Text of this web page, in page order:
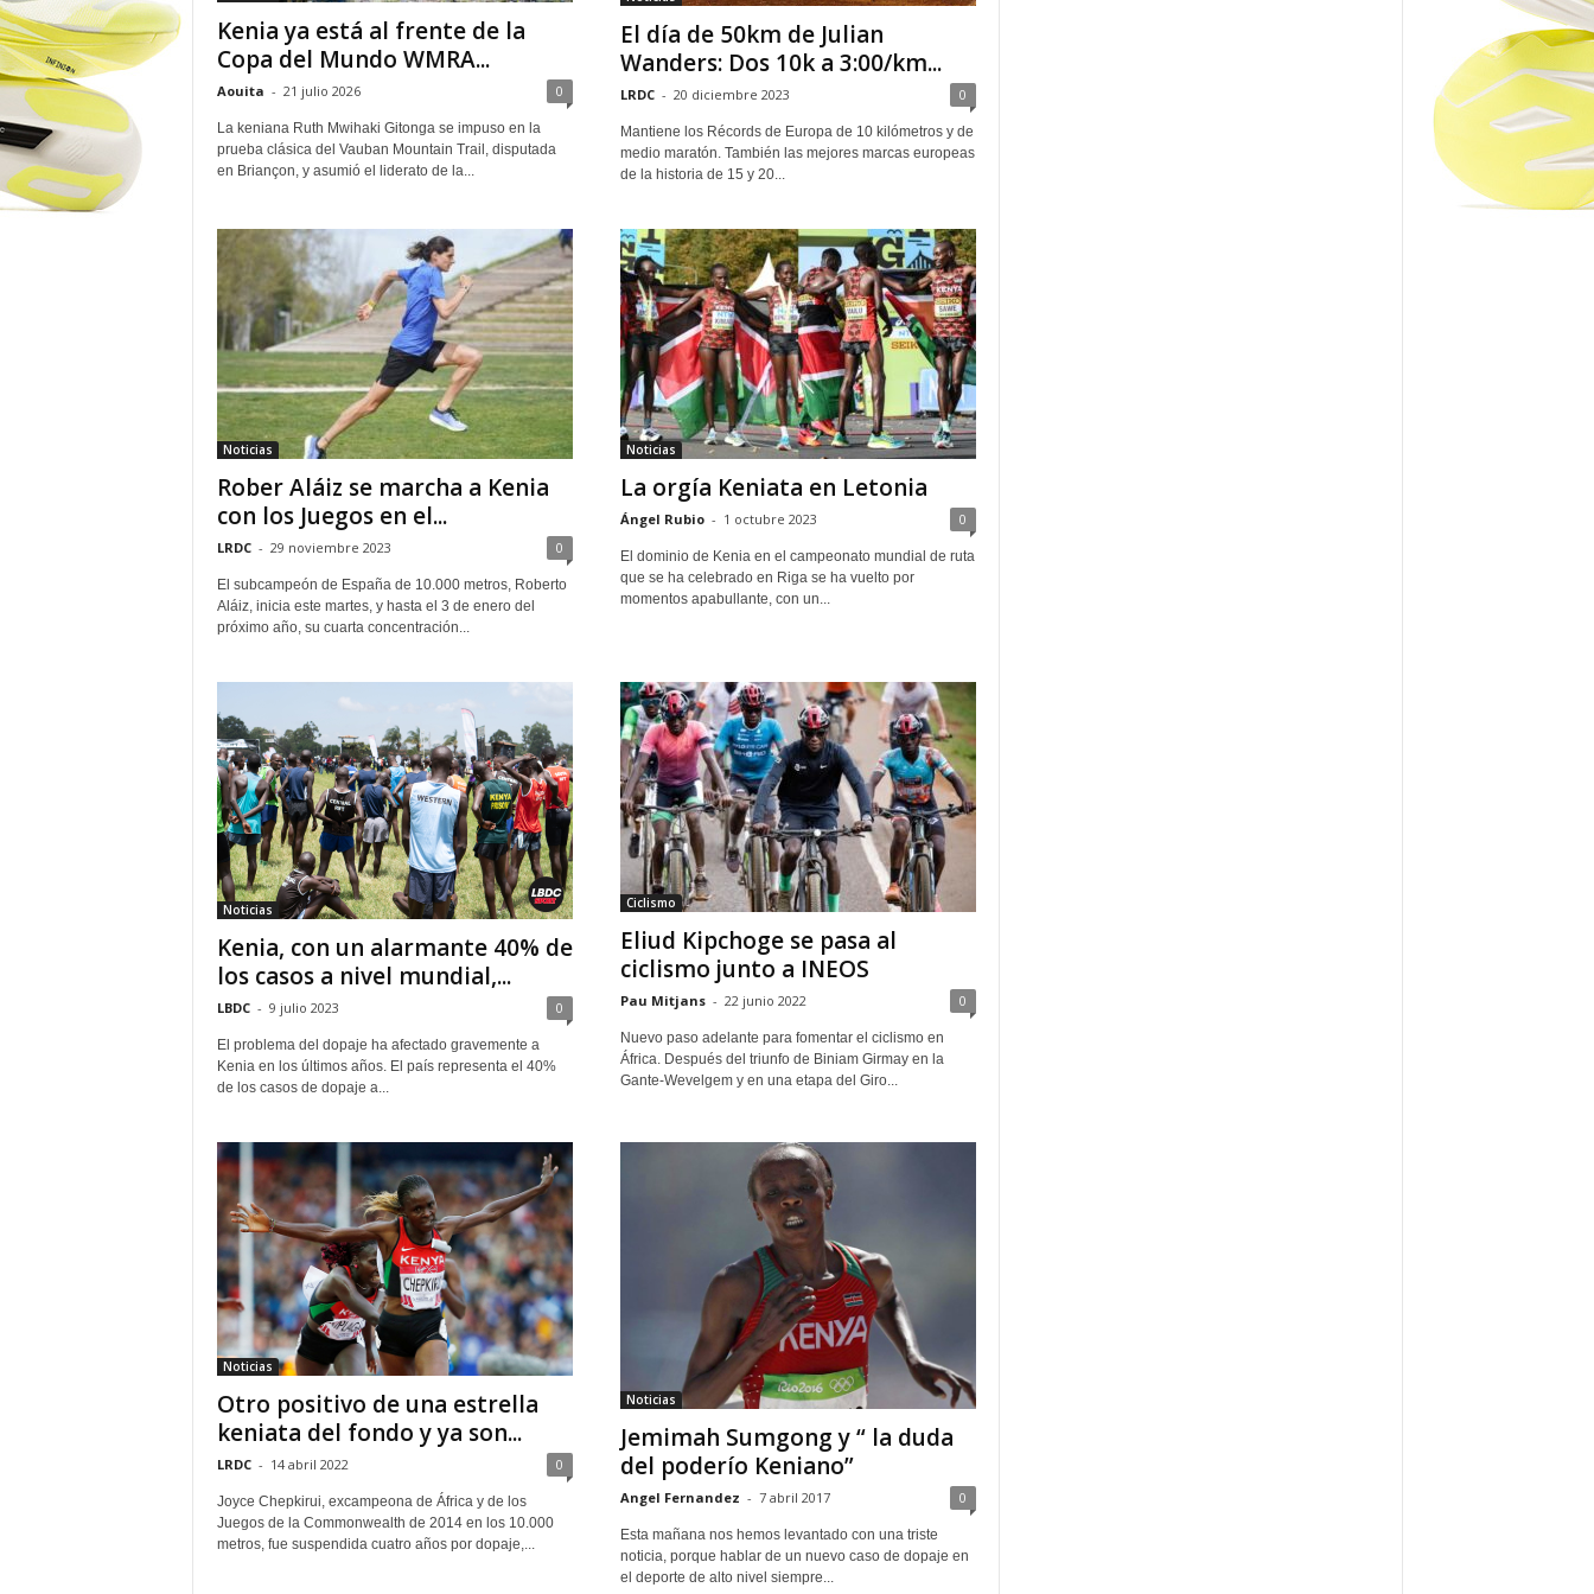
Kenia ya está al frente de la
Copa del Mundo WMRA...
Aouita - 21 julio 2026 0
La keniana Ruth Mwihaki Gitonga se impuso en la
prueba clásica del Vauban Mountain Trail, disputada
en Briançon, y asumió el liderato de la...
El día de 50km de Julian
Wanders: Dos 10k a 3:00/km...
LRDC - 20 diciembre 2023 0
Mantiene los Récords de Europa de 10 kilómetros y de
medio maratón. También las mejores marcas europeas
de la historia de 15 y 20...
Noticias
Rober Aláiz se marcha a Kenia
con los Juegos en el...
LRDC - 29 noviembre 2023 0
El subcampeón de España de 10.000 metros, Roberto
Aláiz, inicia este martes, y hasta el 3 de enero del
próximo año, su cuarta concentración...
Noticias
La orgía Keniata en Letonia
Ángel Rubio - 1 octubre 2023 0
El dominio de Kenia en el campeonato mundial de ruta
que se ha celebrado en Riga se ha vuelto por
momentos apabullante, con un...
Noticias
Kenia, con un alarmante 40% de
los casos a nivel mundial,...
LBDC - 9 julio 2023 0
El problema del dopaje ha afectado gravemente a
Kenia en los últimos años. El país representa el 40%
de los casos de dopaje a...
Ciclismo
Eliud Kipchoge se pasa al
ciclismo junto a INEOS
Pau Mitjans - 22 junio 2022 0
Nuevo paso adelante para fomentar el ciclismo en
África. Después del triunfo de Biniam Girmay en la
Gante-Wevelgem y en una etapa del Giro...
Noticias
Otro positivo de una estrella
keniata del fondo y ya son...
LRDC - 14 abril 2022 0
Joyce Chepkirui, excampeona de África y de los
Juegos de la Commonwealth de 2014 en los 10.000
metros, fue suspendida cuatro años por dopaje,...
Noticias
Jemimah Sumgong y “ la duda
del poderío Keniano”
Angel Fernandez - 7 abril 2017 0
Esta mañana nos hemos levantado con una triste
noticia, porque hablar de un nuevo caso de dopaje en
el deporte de alto nivel siempre...